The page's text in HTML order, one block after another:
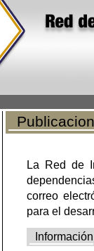
La Red de
correo
para el
Información